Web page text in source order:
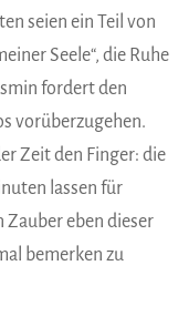
seien ein Teil von
Seele“, die Ruhe
fordert den
vorüberzugehen.
Zeit den Finger: die
lassen für
Zauber eben dieser
bemerken zu